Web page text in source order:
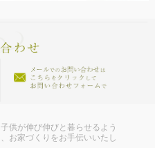
供が伸び伸びと暮らせるよう
お家づくりをお手伝いいたし